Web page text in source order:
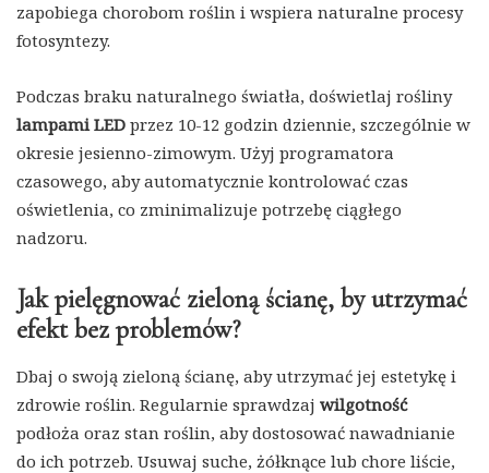
zapobiega chorobom roślin i wspiera naturalne procesy
fotosyntezy.
Podczas braku naturalnego światła, doświetlaj rośliny
lampami LED przez 10-12 godzin dziennie, szczególnie w
okresie jesienno-zimowym. Użyj programatora
czasowego, aby automatycznie kontrolować czas
oświetlenia, co zminimalizuje potrzebę ciągłego
nadzoru.
Jak pielęgnować zieloną ścianę, by utrzymać
efekt bez problemów?
Dbaj o swoją zieloną ścianę, aby utrzymać jej estetykę i
zdrowie roślin. Regularnie sprawdzaj wilgotność
podłoża oraz stan roślin, aby dostosować nawadnianie
do ich potrzeb. Usuwaj suche, żółknące lub chore liście,